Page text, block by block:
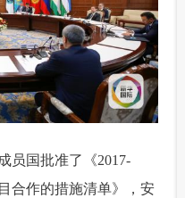
国批准了《2017-
合作的措施清单》，安